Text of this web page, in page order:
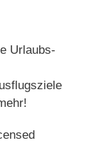
Urlaubs-